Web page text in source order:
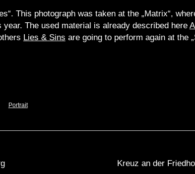
This photograph was taken at the „Matrix“,
The used material is already described here
Lies & Sins are going to perform again at the
Portrait
Kreuz an der